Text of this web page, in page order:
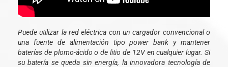
Puede utilizar la red eléctrica con un cargador convencional o
una fuente de alimentación tipo power bank y mantener
baterías de plomo-ácido o de litio de 12V en cualquier lugar. Si
su batería se queda sin energía, la innovadora tecnología de